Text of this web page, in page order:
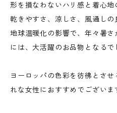
形を損なわないハリ感と着心
乾きやすさ、涼しさ、風通しの
地球温暖化の影響で、年々暑
には、大活躍のお品物となるで
ヨーロッパの色彩を彷彿とさ
れな女性におすすめでございま